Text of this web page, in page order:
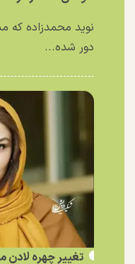
نوید محمدزاده
دور شده...
تغییر چهره